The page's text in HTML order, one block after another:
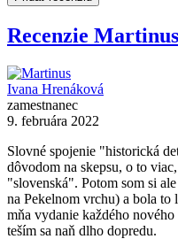
Recenzie
Ivana Hrenáková
zamestnanec
9. februára 2022
Slovné spojenie "historická
dôvodom na skepsu, o to
"slovenská". Potom som si
na Pekelnom vrchu) a bola
mňa vydanie každého
teším sa naň dlho dopredu.